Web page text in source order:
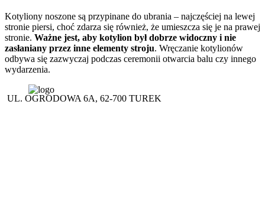
Kotyliony noszone są przypinane do ubrania – najczęściej na lewej
stronie piersi, choć zdarza się również, że umieszcza się je na prawej
stronie. Ważne jest, aby kotylion był dobrze widoczny i nie
zasłaniany przez inne elementy stroju. Wręczanie kotylionów
odbywa się zazwyczaj podczas ceremonii otwarcia balu czy innego
wydarzenia.
UL. OGRODOWA 6A, 62-700 TUREK